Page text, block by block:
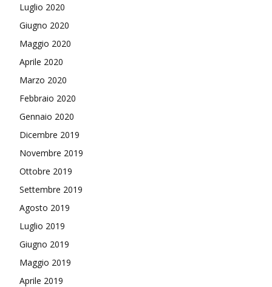
Luglio 2020
Giugno 2020
Maggio 2020
Aprile 2020
Marzo 2020
Febbraio 2020
Gennaio 2020
Dicembre 2019
Novembre 2019
Ottobre 2019
Settembre 2019
Agosto 2019
Luglio 2019
Giugno 2019
Maggio 2019
Aprile 2019